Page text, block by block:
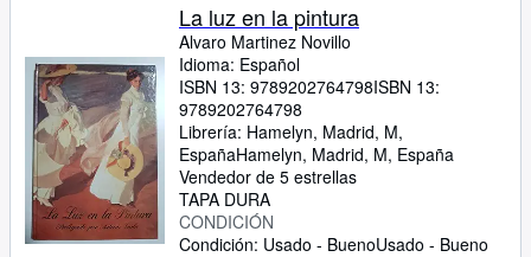
Vendedores
Comenzar a vender
Ayuda
CERRAR
La luz en la pintura
Alvaro Martinez Novillo
Idioma: Español
ISBN 13: 9789202764798ISBN 13:
9789202764798
Librería: Hamelyn, Madrid, M,
EspañaHamelyn, Madrid, M, España
Vendedor de 5 estrellas
TAPA DURA
CONDICIÓN
Condición: Usado - BuenoUsado - Bueno